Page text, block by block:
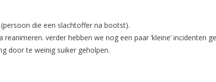
die een slachtoffer na bootst).
verder hebben we nog een paar ‘kleine’ incidenten
door te weinig suiker geholpen.